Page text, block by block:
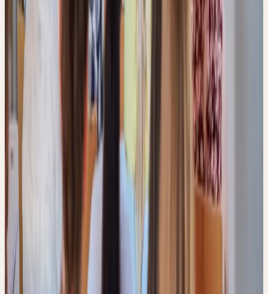
15. oct 2026 Ausleitung, Entgiftung und Verdauung– 9–17
VERTIEFUNG 2
Immunsystem, Nerven und Schlaf – 9–17